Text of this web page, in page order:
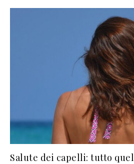
Salute dei capelli: tutto